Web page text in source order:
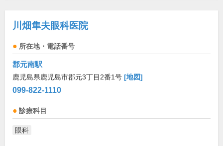
川畑隼夫眼科医院
所在地・電話番号
郡元南駅
鹿児島県鹿児島市郡元3丁目2番1号 [地図]
099-822-1110
診療科目
眼科